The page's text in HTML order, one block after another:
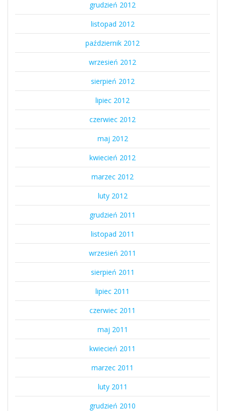
grudzień 2012
listopad 2012
październik 2012
wrzesień 2012
sierpień 2012
lipiec 2012
czerwiec 2012
maj 2012
kwiecień 2012
marzec 2012
luty 2012
grudzień 2011
listopad 2011
wrzesień 2011
sierpień 2011
lipiec 2011
czerwiec 2011
maj 2011
kwiecień 2011
marzec 2011
luty 2011
grudzień 2010